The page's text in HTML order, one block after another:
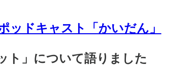
ッドキャスト「かいだん」
ト」について語りました